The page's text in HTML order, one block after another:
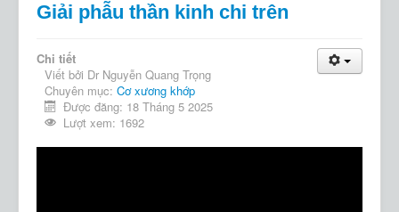
Giải trí
Tìm kiếm
Giải phẫu thần kinh chi trên
Chi tiết
Viết bởi Dr Nguyễn Quang Trọng
Chuyên mục: Cơ xương khớp
Được đăng: 18 Tháng 5 2025
Lượt xem: 1692